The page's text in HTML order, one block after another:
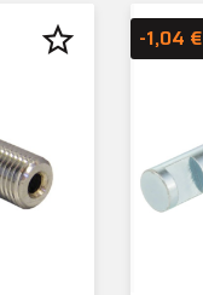
star_border -1,04 €